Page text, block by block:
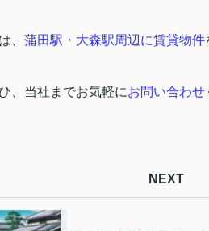
、 蒲田駅・大森駅周辺に賃貸物件
、当社までお気軽にお問い合わせ
NEXT